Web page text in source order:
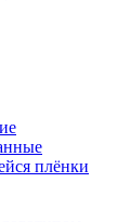
плёнки